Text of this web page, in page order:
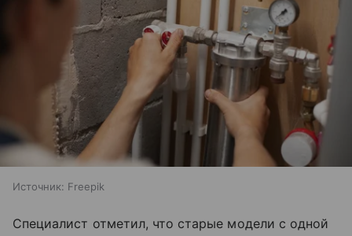
Источник: Freepik
Специалист отметил, что старые модели с одной